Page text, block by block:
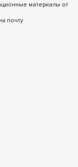
материалы от
почту